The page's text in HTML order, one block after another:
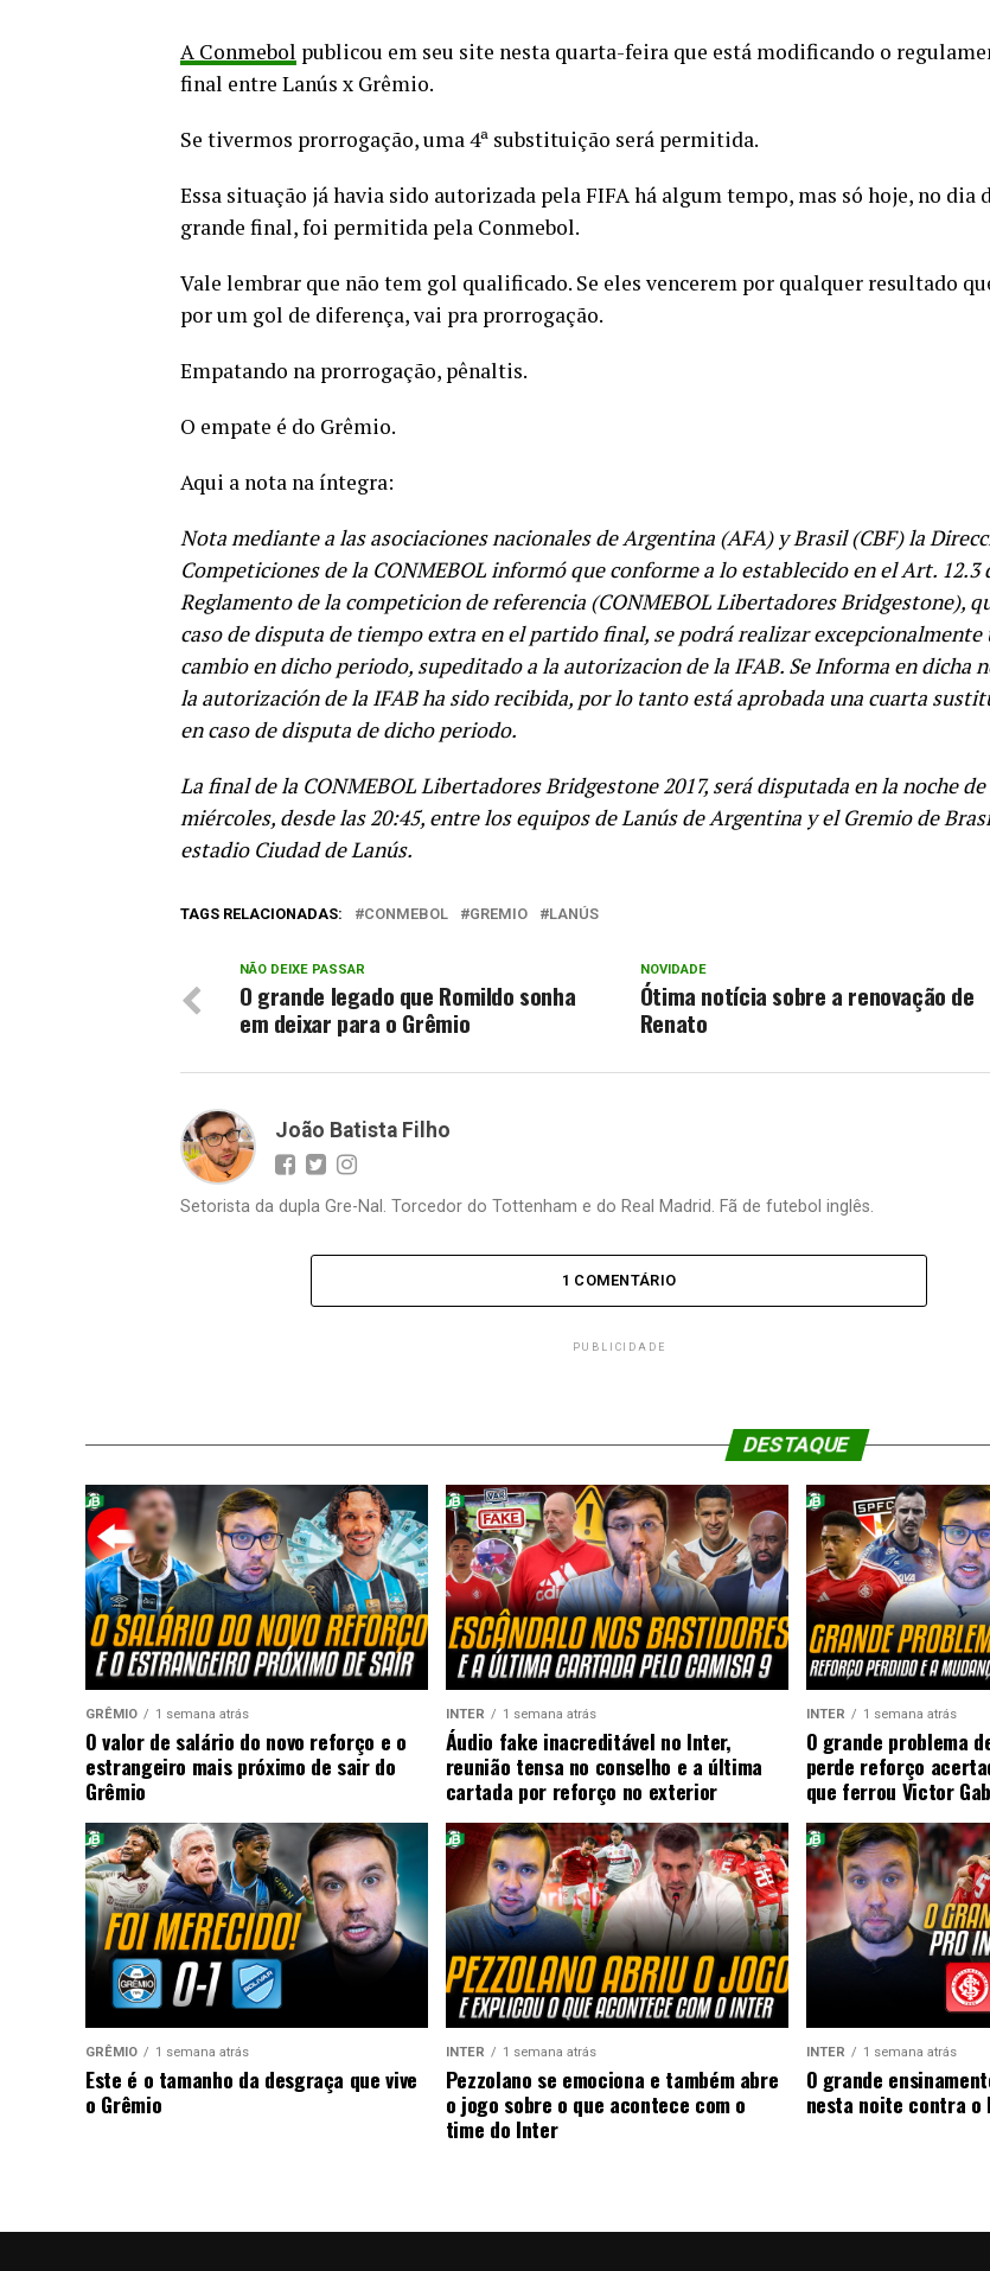
A Conmebol publicou em seu site nesta quarta-feira que está modificando o
final entre Lanús x Grêmio.
Se tivermos prorrogação, uma 4ª substituição será permitida.
Essa situação já havia sido autorizada pela FIFA há algum tempo, mas só hoje, no dia
grande final, foi permitida pela Conmebol.
Vale lembrar que não tem gol qualificado. Se eles vencerem por qualquer resultado
por um gol de diferença, vai pra prorrogação.
Empatando na prorrogação, pênaltis.
O empate é do Grêmio.
Aqui a nota na íntegra:
Nota mediante a las asociaciones nacionales de Argentina (AFA) y Brasil (CBF) la
Competiciones de la CONMEBOL informó que conforme a lo establecido en el Art. 12.3
Reglamento de la competicion de referencia (CONMEBOL Libertadores Bridgestone),
caso de disputa de tiempo extra en el partido final, se podrá realizar excepcionalmente
cambio en dicho periodo, supeditado a la autorizacion de la IFAB. Se Informa en dicha
la autorización de la IFAB ha sido recibida, por lo tanto está aprobada una cuarta
en caso de disputa de dicho periodo.
La final de la CONMEBOL Libertadores Bridgestone 2017, será disputada en la noche
miércoles, desde las 20:45, entre los equipos de Lanús de Argentina y el Gremio de
estadio Ciudad de Lanús.
TAGS RELACIONADAS: CONMEBOL GREMIO LANÚS
NOVIDADE
Ótima notícia sobre a renovação de
Renato
NÃO DEIXE PASSAR
O grande legado que Romildo sonha
em deixar para o Grêmio
João Batista Filho
Setorista da dupla Gre-Nal. Torcedor do Tottenham e do Real Madrid. Fã de futebol inglês.
1 COMENTÁRIO
PUBLICIDADE
DESTAQUE
GRÊMIO 1 semana atrás
O valor de salário do novo reforço e o
estrangeiro mais próximo de sair do
Grêmio
INTER 1 semana atrás
Áudio fake inacreditável no Inter,
reunião tensa no conselho e a última
cartada por reforço no exterior
INTER 1 semana atrás
O grande problema
perde reforço
que ferrou Victor
GRÊMIO 1 semana atrás
Este é o tamanho da desgraça que vive
o Grêmio
INTER 1 semana atrás
Pezzolano se emociona e também abre
o jogo sobre o que acontece com o
time do Inter
INTER 1 semana atrás
O grande
nesta noite contra o